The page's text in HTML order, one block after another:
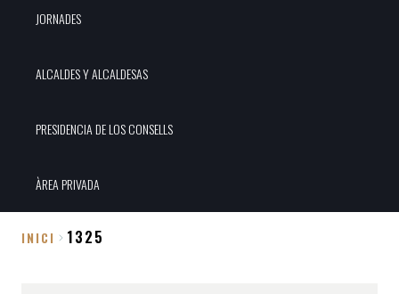
JORNADES
ALCALDES Y ALCALDESAS
PRESIDENCIA DE LOS CONSELLS
ÀREA PRIVADA
INICI 1325